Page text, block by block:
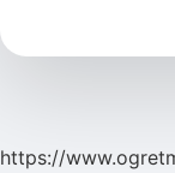
https://